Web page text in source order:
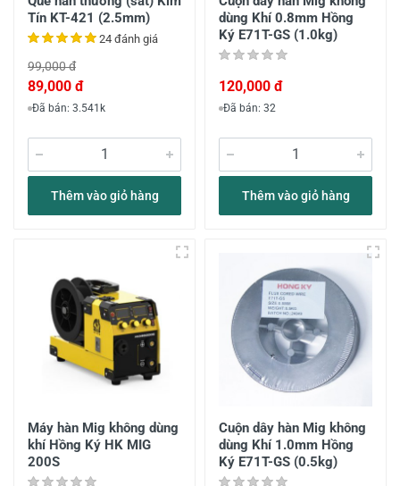
Tín KT-421 (2.5mm)
24 đánh giá
99,000 đ
89,000 đ
Đã bán: 3.541k
Thêm vào giỏ hàng
dùng Khí 0.8mm Hồng
Ký E71T-GS (1.0kg)
120,000 đ
Đã bán: 32
Thêm vào giỏ hàng
Máy hàn Mig không dùng
khí Hồng Ký HK MIG
200S
Cuộn dây hàn Mig không
dùng Khí 1.0mm Hồng
Ký E71T-GS (0.5kg)